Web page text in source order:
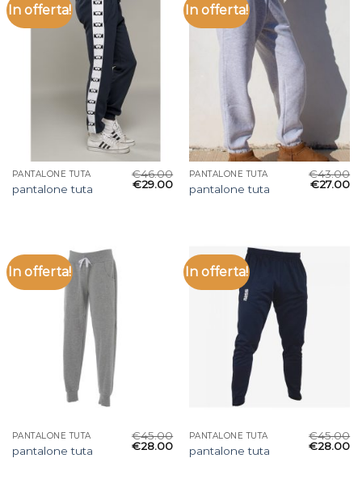
In offerta!
PANTALONE TUTA
pantalone tuta
€46.00
€29.00
In offerta!
PANTALONE TUTA
pantalone tuta
€43.00
€27.00
In offerta!
PANTALONE TUTA
pantalone tuta
€45.00
€28.00
In offerta!
PANTALONE TUTA
pantalone tuta
€45.00
€28.00